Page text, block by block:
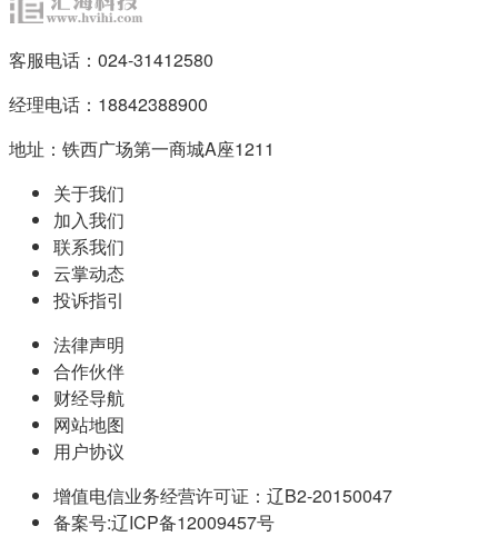
客服电话：024-31412580
经理电话：18842388900
地址：铁西广场第一商城A座1211
关于我们
加入我们
联系我们
云掌动态
投诉指引
法律声明
合作伙伴
财经导航
网站地图
用户协议
增值电信业务经营许可证：辽B2-20150047
备案号:辽ICP备12009457号